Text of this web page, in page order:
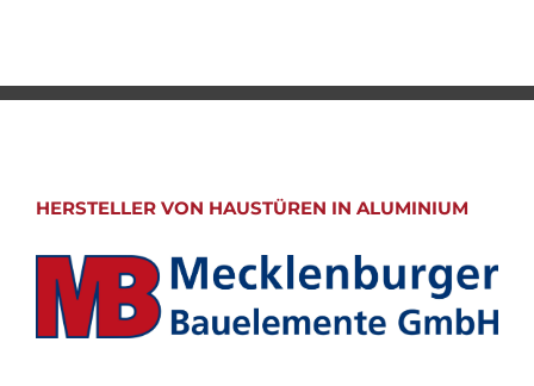
HERSTELLER VON HAUSTÜREN IN ALUMINIUM